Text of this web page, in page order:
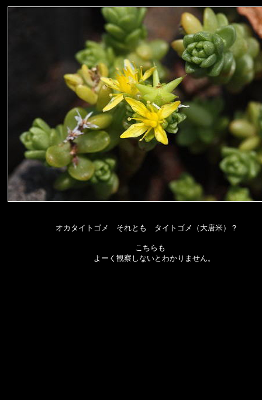
オカタイトゴメ それとも タイトゴメ（大唐米）？
こちらも
よーく観察しないとわかりません。